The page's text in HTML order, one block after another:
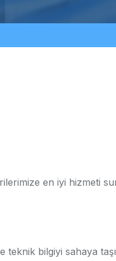
en iyi hizmeti
teknik bilgiyi sahaya